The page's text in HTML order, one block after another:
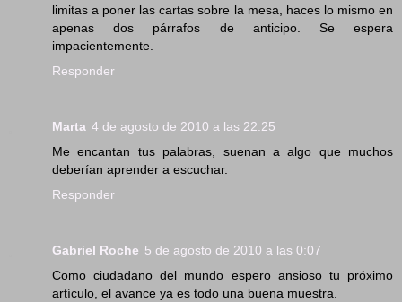
limitas a poner las cartas sobre la mesa, haces lo mismo en
apenas dos párrafos de anticipo. Se espera
impacientemente.
Responder
Marta 4 de agosto de 2010 a las 22:25
Me encantan tus palabras, suenan a algo que muchos
deberían aprender a escuchar.
Responder
Gabriel Roche 5 de agosto de 2010 a las 0:07
Como ciudadano del mundo espero ansioso tu próximo
artículo, el avance ya es todo una buena muestra.